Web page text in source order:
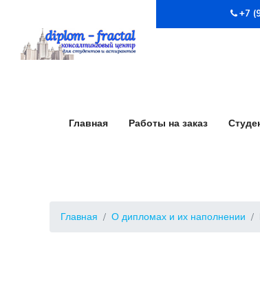
+7
Главная Работы на заказ
Главная О дипломах и их наполнении